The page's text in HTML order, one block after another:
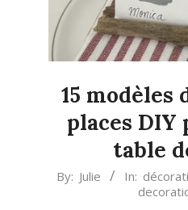
15 modèles
places
table
2025-
By: Julie In: